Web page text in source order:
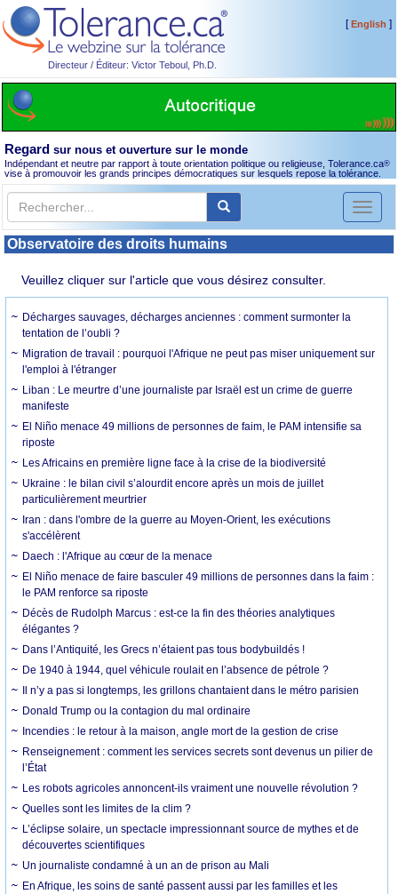
Directeur / Éditeur: Victor Teboul, Ph.D.
[English ]
Regard sur nous et ouverture sur le monde
Indépendant et neutre par rapport à toute orientation politique ou religieuse, Tolerance.ca®
vise à promouvoir les grands principes démocratiques sur lesquels repose la tolérance.
Toggle
Observatoire des droits humains
Veuillez cliquer sur l'article que vous désirez consulter.
Décharges sauvages, décharges anciennes : comment surmonter la
tentation de l’oubli ?
Migration de travail : pourquoi l'Afrique ne peut pas miser uniquement sur
l'emploi à l'étranger
Liban : Le meurtre d’une journaliste par Israël est un crime de guerre
manifeste
El Niño menace 49 millions de personnes de faim, le PAM intensifie sa
riposte
Les Africains en première ligne face à la crise de la biodiversité
Ukraine : le bilan civil s’alourdit encore après un mois de juillet
particulièrement meurtrier
Iran : dans l'ombre de la guerre au Moyen-Orient, les exécutions
s'accélèrent
Daech : l'Afrique au cœur de la menace
El Niño menace de faire basculer 49 millions de personnes dans la faim :
le PAM renforce sa riposte
Décès de Rudolph Marcus : est-ce la fin des théories analytiques
élégantes ?
Dans l’Antiquité, les Grecs n’étaient pas tous bodybuildés !
De 1940 à 1944, quel véhicule roulait en l’absence de pétrole ?
Il n’y a pas si longtemps, les grillons chantaient dans le métro parisien
Donald Trump ou la contagion du mal ordinaire
Incendies : le retour à la maison, angle mort de la gestion de crise
Renseignement : comment les services secrets sont devenus un pilier de
l’État
Les robots agricoles annoncent-ils vraiment une nouvelle révolution ?
Quelles sont les limites de la clim ?
L’éclipse solaire, un spectacle impressionnant source de mythes et de
découvertes scientifiques
Un journaliste condamné à un an de prison au Mali
En Afrique, les soins de santé passent aussi par les familles et les